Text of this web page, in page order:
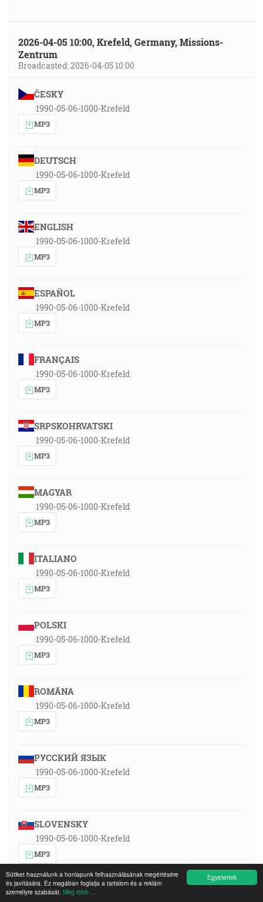
Egyetértek
Sütiket használunk a honlapunk felhasználásának megértésére
és javítására. Ez magában foglalja a tartalom és a reklám
személyre szabását. Még több ...
2026-04-05 10:00, Krefeld, Germany, Missions-
Zentrum
Broadcasted: 2026-04-05 10:00
ČESKY
1990-05-06-1000-Krefeld
MP3
DEUTSCH
1990-05-06-1000-Krefeld
MP3
ENGLISH
1990-05-06-1000-Krefeld
MP3
ESPAÑOL
1990-05-06-1000-Krefeld
MP3
FRANÇAIS
1990-05-06-1000-Krefeld
MP3
SRPSKOHRVATSKI
1990-05-06-1000-Krefeld
MP3
MAGYAR
1990-05-06-1000-Krefeld
MP3
ITALIANO
1990-05-06-1000-Krefeld
MP3
POLSKI
1990-05-06-1000-Krefeld
MP3
ROMÂNA
1990-05-06-1000-Krefeld
MP3
РУССКИЙ ЯЗЫК
1990-05-06-1000-Krefeld
MP3
SLOVENSKY
1990-05-06-1000-Krefeld
MP3